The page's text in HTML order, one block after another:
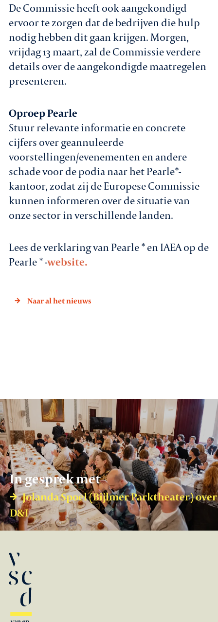
De Commissie heeft ook aangekondigd
ervoor te zorgen dat de bedrijven die hulp
nodig hebben dit gaan krijgen. Morgen,
vrijdag 13 maart, zal de Commissie verdere
details over de aangekondigde maatregelen
presenteren.
Oproep Pearle
Stuur relevante informatie en concrete
cijfers over geannuleerde
voorstellingen/evenementen en andere
schade voor de podia naar het Pearle*-
kantoor, zodat zij de Europese Commissie
kunnen informeren over de situatie van
onze sector in verschillende landen.
Lees de verklaring van Pearle * en IAEA op de
Pearle * -website.
Naar al het nieuws
In gesprek met
Jolanda Spoel (Bijlmer Parktheater) over
D&I